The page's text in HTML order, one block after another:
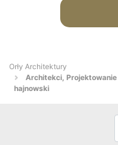
Orły Architektury
Architekci,
hajnowski